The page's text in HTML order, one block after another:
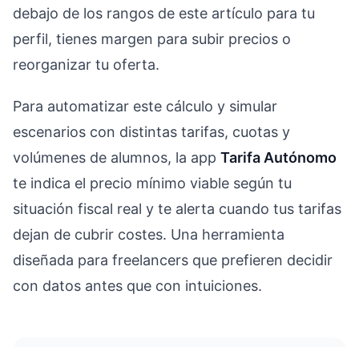
debajo de los rangos de este artículo para tu
perfil, tienes margen para subir precios o
reorganizar tu oferta.
Para automatizar este cálculo y simular
escenarios con distintas tarifas, cuotas y
volúmenes de alumnos, la app Tarifa Autónomo
te indica el precio mínimo viable según tu
situación fiscal real y te alerta cuando tus tarifas
dejan de cubrir costes. Una herramienta
diseñada para freelancers que prefieren decidir
con datos antes que con intuiciones.